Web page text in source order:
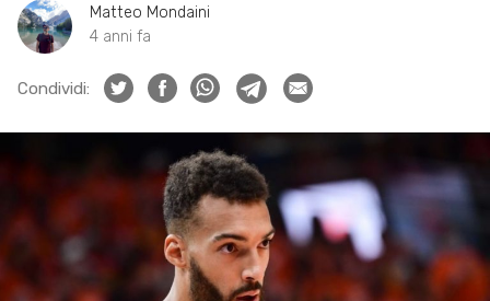
Matteo Mondaini
4 anni fa
Condividi: